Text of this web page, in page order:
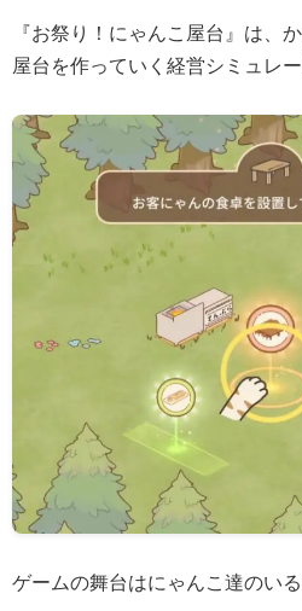
『お祭り！にゃんこ屋台』は、
屋台を作っていく経営シミュレ
ゲームの舞台はにゃんこ達のいる